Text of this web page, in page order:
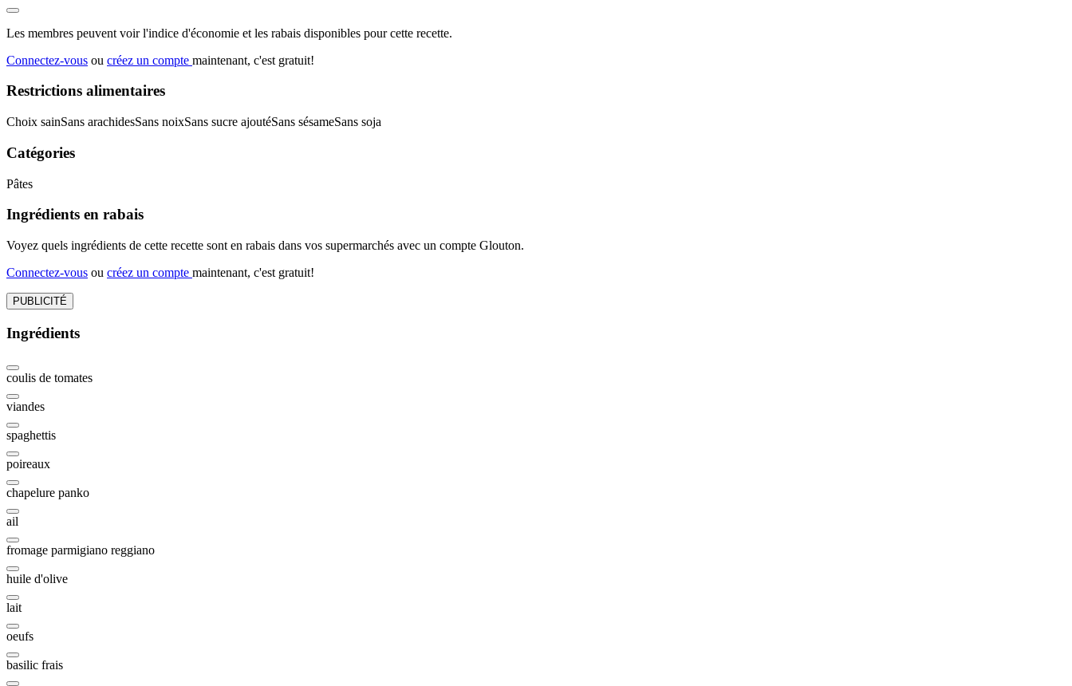
Les membres peuvent voir l'indice d'économie et les rabais disponibles pour cette recette.
Connectez-vous ou créez un compte maintenant, c'est gratuit!
Restrictions alimentaires
Choix sainSans arachidesSans noixSans sucre ajoutéSans sésameSans soja
Catégories
Pâtes
Ingrédients en rabais
Voyez quels ingrédients de cette recette sont en rabais dans vos supermarchés avec un compte Glouton.
Connectez-vous ou créez un compte maintenant, c'est gratuit!
PUBLICITÉ
Ingrédients
coulis de tomates
viandes
spaghettis
poireaux
chapelure panko
ail
fromage parmigiano reggiano
huile d'olive
lait
oeufs
basilic frais